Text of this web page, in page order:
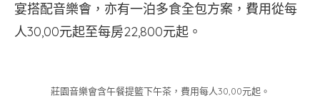
宴搭配音樂會，亦有一泊多食全包方案，費用從每
人30,00元起至每房22,800元起。
莊園音樂會含午餐提籃下午茶，費用每人30,00元起。